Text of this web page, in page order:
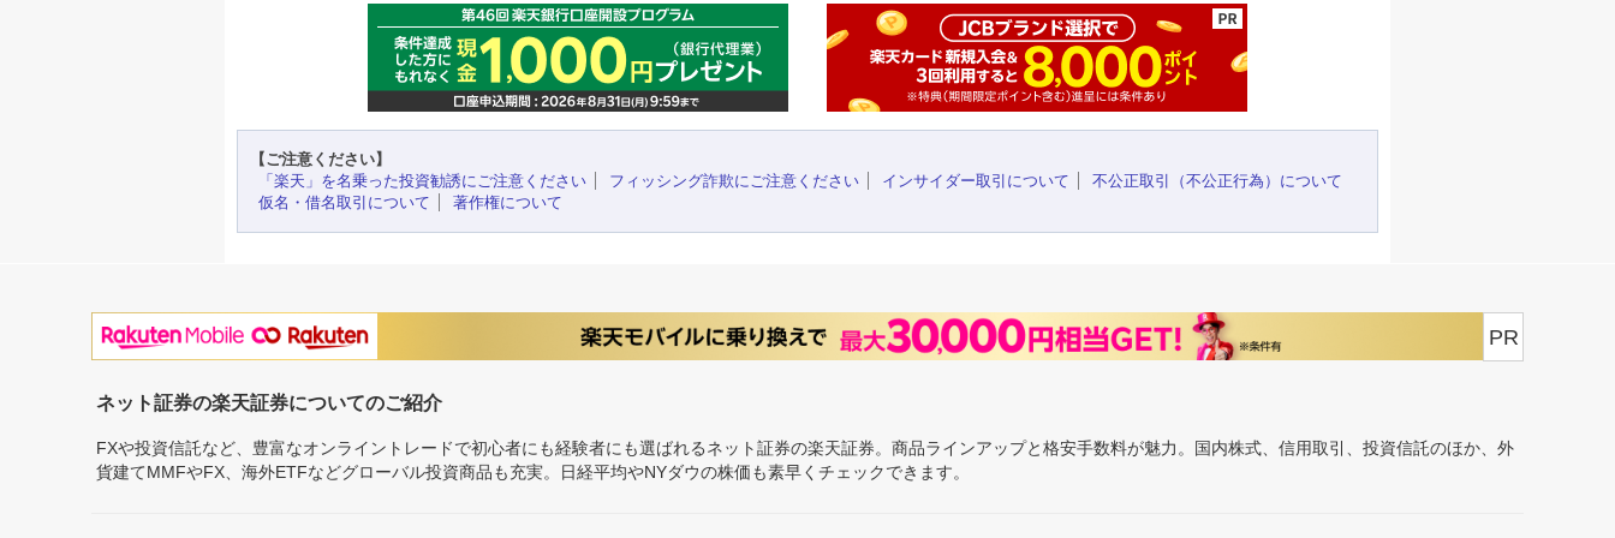
【ご注意ください】
「楽天」を名乗った投資勧誘にご注意ください
フィッシング詐欺にご注意ください インサイダー取引について
不公正取引（不公正行為）について
仮名・借名取引について
著作権について
PR
ネット証券の楽天証券についてのご紹介
FXや投資信託など、豊富なオンライントレードで初心者にも経験者にも選ばれるネット証券の楽天証券。商品ラインアップと格安手数料が魅力。国内株式、信用取引、投資信託のほか、外
貨建てMMFやFX、海外ETFなどグローバル投資商品も充実。日経平均やNYダウの株価も素早くチェックできます。